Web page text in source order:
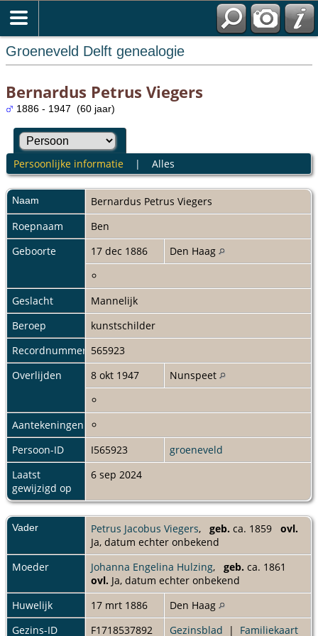
Groeneveld Delft genealogie
Bernardus Petrus Viegers
1886 - 1947 (60 jaar)
Persoonlijke informatie| Alles
Naam Bernardus Petrus Viegers
Roepnaam
Ben
Geboorte
17 dec 1886 Den Haag
Geslacht
Mannelijk
Beroep
kunstschilder
Recordnummer 565923
Overlijden
8 okt 1947 Nunspeet
Aantekeningen
Persoon-ID
I565923
groeneveld
Laatst
gewijzigd op
6 sep 2024
Vader Petrus Jacobus Viegers, geb. ca. 1859 ovl.
Ja, datum echter onbekend
Moeder
Johanna Engelina Hulzing, geb. ca. 1861
ovl. Ja, datum echter onbekend
Huwelijk
17 mrt 1886
Den Haag
Gezins-ID
F1718537892 Gezinsblad | Familiekaart